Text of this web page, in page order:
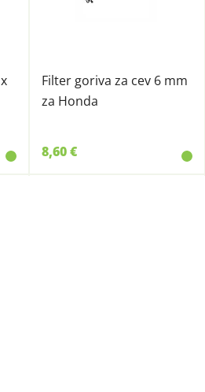
Filter goriva za cev 6 mm
za Honda
8,60 €